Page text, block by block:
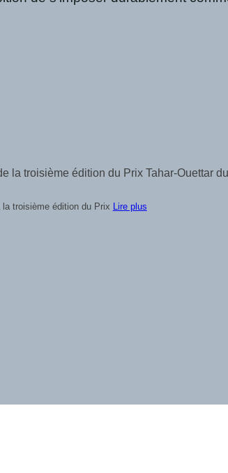
de la littérature et de la médiation
les candidatures de son Grand Prix